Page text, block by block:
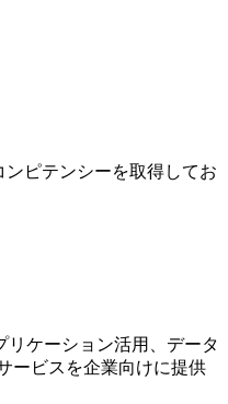
ピテンシーを取得してお
リケーション活用、データ
ービスを企業向けに提供